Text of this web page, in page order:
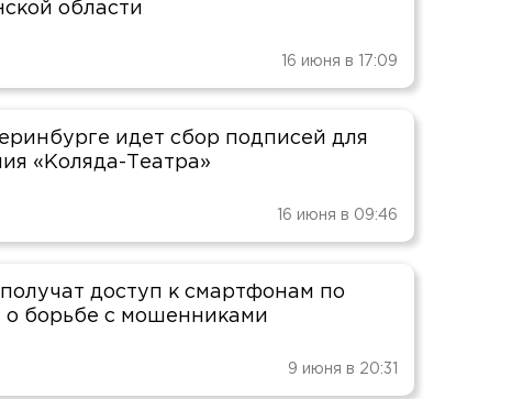
области
16 июня в 17:09
идет сбор подписей для
«Коляда-Театра»
16 июня в 09:46
доступ к смартфонам по
о борьбе с мошенниками
9 июня в 20:31